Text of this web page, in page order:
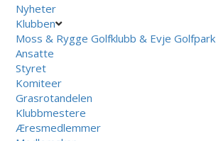
Nyheter
Klubben
Moss & Rygge Golfklubb & Evje Golfpark
Ansatte
Styret
Komiteer
Grasrotandelen
Klubbmestere
Æresmedlemmer